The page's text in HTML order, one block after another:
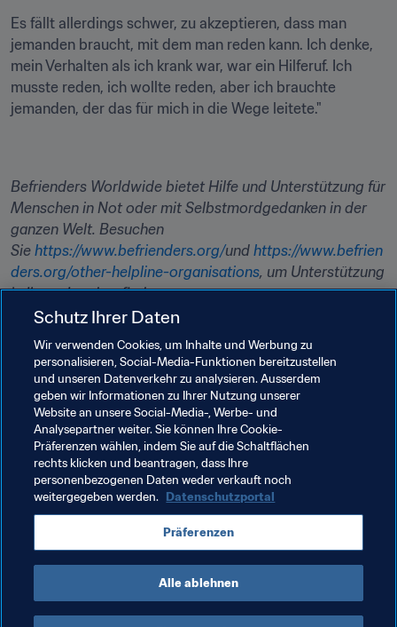
Es fällt allerdings schwer, zu akzeptieren, dass man
jemanden braucht, mit dem man reden kann. Ich denke,
mein Verhalten als ich krank war, war ein Hilferuf. Ich
musste reden, ich wollte reden, aber ich brauchte
jemanden, der das für mich in die Wege leitete."
Befrienders Worldwide bietet Hilfe und Unterstützung für
Menschen in Not oder mit Selbstmordgedanken in der
ganzen Welt. Besuchen
Sie https://www.befrienders.org/und https://www.befrien
ders.org/other-helpline-organisations, um Unterstützung
in Ihrem Land zu finden.
Bitte beachten Sie, dass sich die FIFA bemüht, die
Richtigkeit der Informationen zu gewährleisten, aber
nicht für den Inhalt externer Websites verantwortlich ist.
Wenn Sie sich in unmittelbarer Gefahr befinden, wenden
Sie sich bitte an Ihre örtlichen Notdienste.
Verwandte Themen
Medizinisch Organisation Organisation
England UEFA
Schutz Ihrer Daten
Wir verwenden Cookies, um Inhalte und Werbung zu
personalisieren, Social-Media-Funktionen bereitzustellen
und unseren Datenverkehr zu analysieren. Ausserdem
geben wir Informationen zu Ihrer Nutzung unserer
Website an unsere Social-Media-, Werbe- und
Analysepartner weiter. Sie können Ihre Cookie-
Präferenzen wählen, indem Sie auf die Schaltflächen
rechts klicken und beantragen, dass Ihre
personenbezogenen Daten weder verkauft noch
weitergegeben werden. Datenschutzportal
Präferenzen
Alle ablehnen